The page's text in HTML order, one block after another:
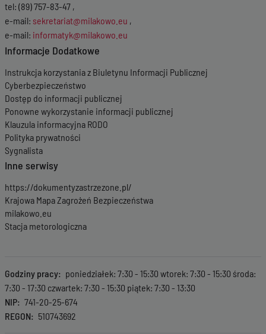
tel: (89) 757-83-47 ,
e-mail: sekretariat@milakowo.eu ,
e-mail: informatyk@milakowo.eu
Informacje Dodatkowe
Instrukcja korzystania z Biuletynu Informacji Publicznej
Cyberbezpieczeństwo
Dostęp do informacji publicznej
Ponowne wykorzystanie informacji publicznej
Klauzula informacyjna RODO
Polityka prywatności
Sygnalista
Inne serwisy
https://dokumentyzastrzezone.pl/
Krajowa Mapa Zagrożeń Bezpieczeństwa
milakowo.eu
Stacja metorologiczna
Godziny pracy
poniedziałek: 7:30 - 15:30 wtorek: 7:30 - 15:30 środa:
7:30 - 17:30 czwartek: 7:30 - 15:30 piątek: 7:30 - 13:30
NIP
741-20-25-674
REGON
510743692